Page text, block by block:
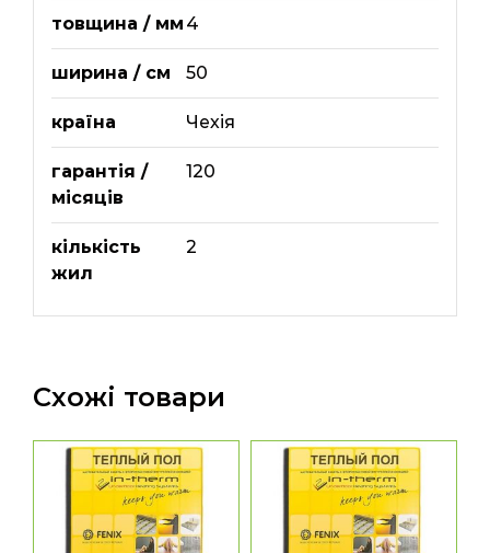
товщина / мм 4
ширина / см 50
країна Чехія
гарантія /
місяців
120
кількість
жил
2
Схожі товари